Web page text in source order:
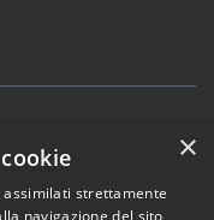
×
assimilati strettamente
navigazione del sito,